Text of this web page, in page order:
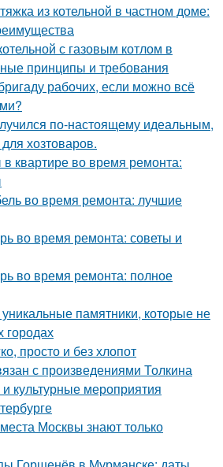
из котельной в частном доме:
с газовым котлом в
принципы и требования
рабочих, если можно всё
по-настоящему идеальным,
хозтоваров.
в квартире во время ремонта:
во время ремонта: лучшие
во время ремонта: советы и
во время ремонта: полное
памятники, которые не
городах
просто и без хлопот
с произведениями Толкина
культурные мероприятия
Москвы знают только